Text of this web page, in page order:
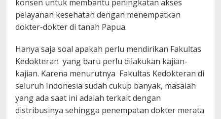
konsen untuk membantu peningkatan akses
pelayanan kesehatan dengan menempatkan
dokter-dokter di tanah Papua.
Hanya saja soal apakah perlu mendirikan Fakultas
Kedokteran yang baru perlu dilakukan kajian-
kajian. Karena menurutnya Fakultas Kedokteran di
seluruh Indonesia sudah cukup banyak, masalah
yang ada saat ini adalah terkait dengan
distribusinya sehingga penempatan dokter merata